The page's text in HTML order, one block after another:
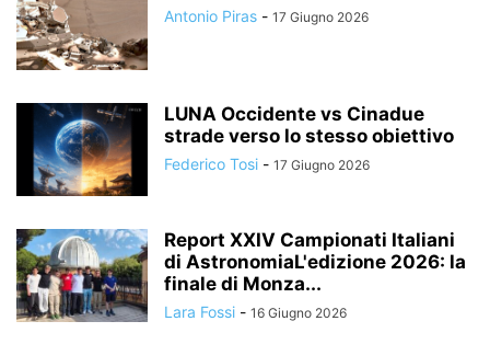
Antonio Piras - 17 Giugno 2026
LUNA Occidente vs Cinadue
strade verso lo stesso obiettivo
Federico Tosi - 17 Giugno 2026
Report XXIV Campionati Italiani
di AstronomiaL'edizione 2026: la
finale di Monza...
Lara Fossi - 16 Giugno 2026